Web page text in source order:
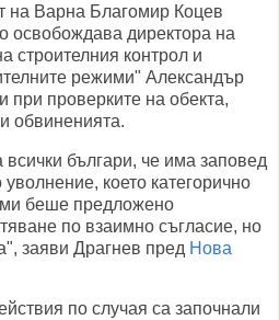
на Варна Благомир Коцев
освобождава директора на
строителния контрол и
режими" Александър
при проверките на обекта,
обвиненията.
българи, че има заповед
което категорично
беше предложено
по взаимно съгласие, но
заяви Драгнев пред Нова
по случая са започнали